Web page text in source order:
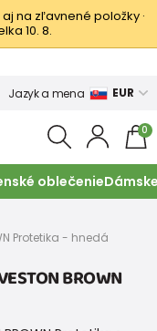
aj na zľavnené položky ·
10. 8.
Jazyk a mena EUR
0
oblečenie
Protetika - hnedá
BROWN